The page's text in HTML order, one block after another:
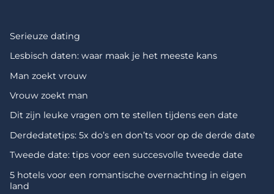
Serieuze dating
Lesbisch daten: waar maak je het meeste kans
Man zoekt vrouw
Vrouw zoekt man
Dit zijn leuke vragen om te stellen tijdens een date
Derdedatetips: 5x do’s en don’ts voor op de derde date
Tweede date: tips voor een succesvolle tweede date
5 hotels voor een romantische overnachting in eigen
land